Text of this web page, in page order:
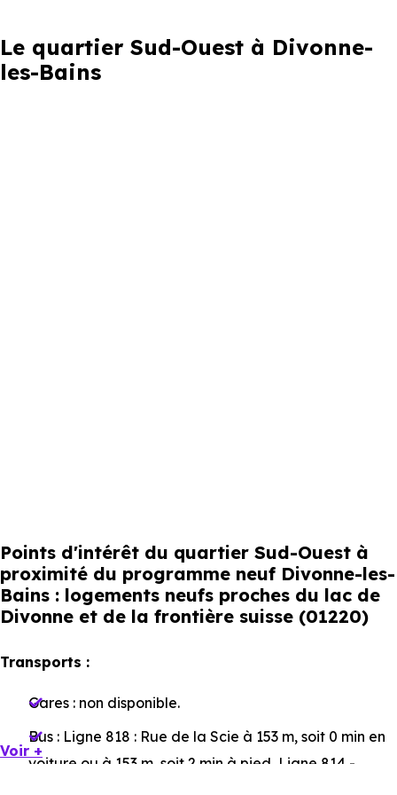
Le quartier Sud-Ouest à Divonne-
les-Bains
Points d'intérêt du quartier Sud-Ouest à
proximité du programme neuf Divonne-les-
Bains : logements neufs proches du lac de
Divonne et de la frontière suisse (01220)
Transports :
Gares : non disponible.
Bus : Ligne 818 : Rue de la Scie à 153 m, soit 0 min en
voiture ou à 153 m, soit 2 min à pied Ligne 814 -
Voir +